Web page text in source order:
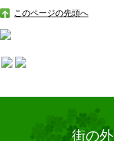
このページの先頭へ
街の